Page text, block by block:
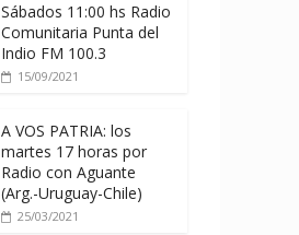
Sábados 11:00 hs Radio
Comunitaria Punta del
Indio FM 100.3
15/09/2021
A VOS PATRIA: los
martes 17 horas por
Radio con Aguante
(Arg.-Uruguay-Chile)
25/03/2021